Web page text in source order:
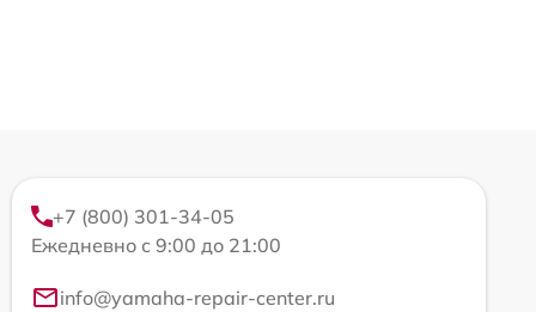
+7 (800) 301-34-05
Ежедневно с 9:00 до 21:00
info@yamaha-repair-center.ru